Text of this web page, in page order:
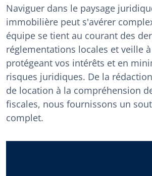
Naviguer dans le paysage
immobilière peut s'avérer
équipe se tient au courant des
réglementations locales et veille
protégeant vos intérêts et en
risques juridiques. De la
de location à la compréhension
fiscales, nous fournissons un
complet.